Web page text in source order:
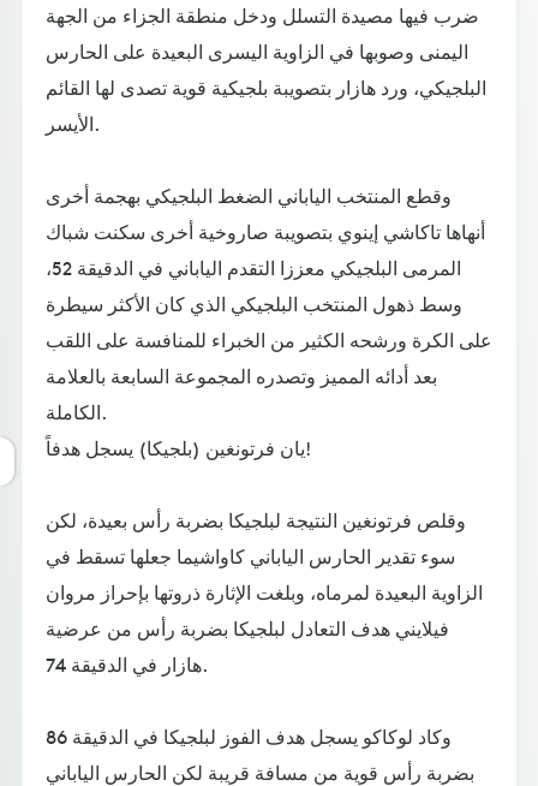
ضرب فيها مصيدة التسلل ودخل منطقة الجزاء من الجهة
اليمنى وصوبها في الزاوية اليسرى البعيدة على الحارس
البلجيكي، ورد هازار بتصويبة بلجيكية قوية تصدى لها القائم
الأيسر.
وقطع المنتخب الياباني الضغط البلجيكي بهجمة أخرى
أنهاها تاكاشي إينوي بتصويبة صاروخية أخرى سكنت شباك
المرمى البلجيكي معززا التقدم الياباني في الدقيقة 52،
وسط ذهول المنتخب البلجيكي الذي كان الأكثر سيطرة
على الكرة ورشحه الكثير من الخبراء للمنافسة على اللقب
بعد أدائه المميز وتصدره المجموعة السابعة بالعلامة
الكاملة.
يان فرتونغين (بلجيكا) يسجل هدفاً!
وقلص فرتونغين النتيجة لبلجيكا بضربة رأس بعيدة، لكن
سوء تقدير الحارس الياباني كاواشيما جعلها تسقط في
الزاوية البعيدة لمرماه، وبلغت الإثارة ذروتها بإحراز مروان
فيلايني هدف التعادل لبلجيكا بضربة رأس من عرضية
هازار في الدقيقة 74.
وكاد لوكاكو يسجل هدف الفوز لبلجيكا في الدقيقة 86
بضربة رأس قوية من مسافة قريبة لكن الحارس الياباني